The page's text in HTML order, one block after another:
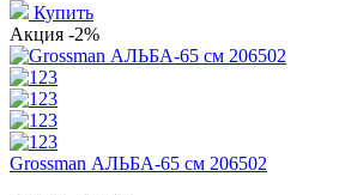
Купить
Акция -2%
Grossman АЛЬБА-65 см 206502